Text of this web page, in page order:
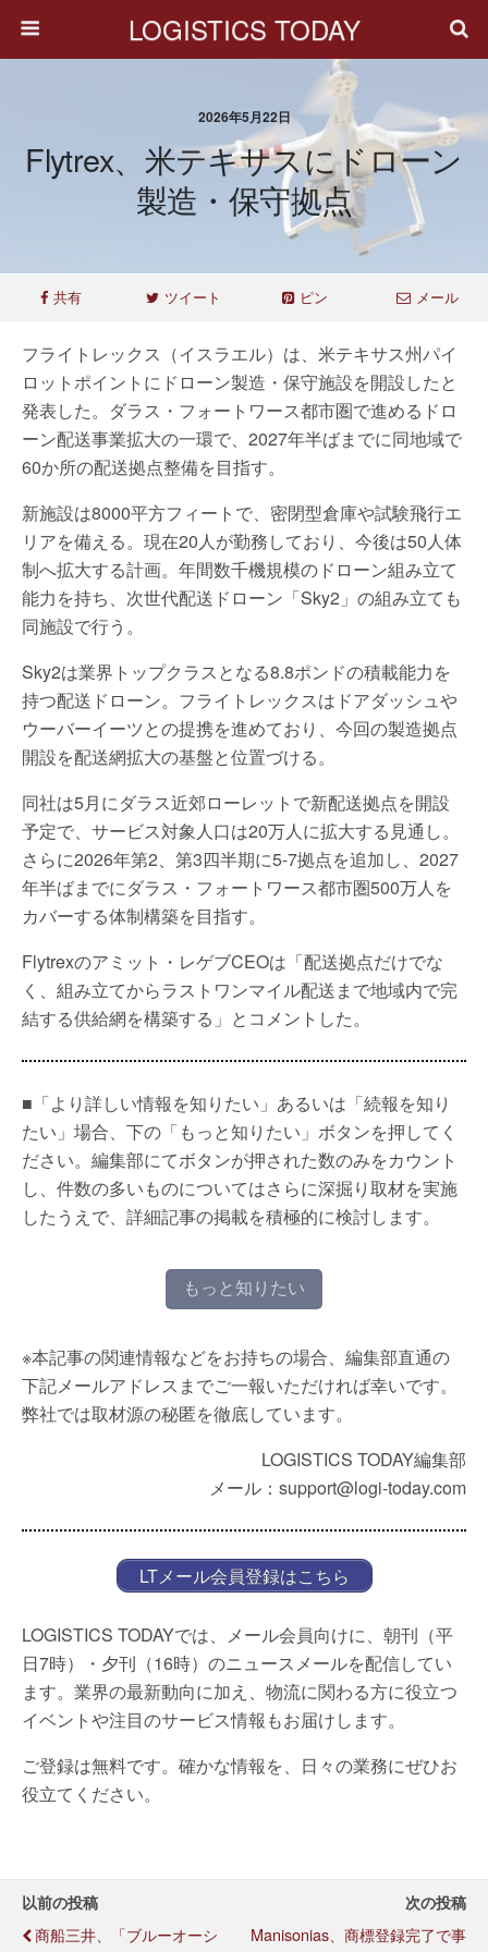
LOGISTICS TODAY
2026年5月22日
Flytrex、米テキサスにドローン
製造・保守拠点
共有 ツイート ピン メール
フライトレックス（イスラエル）は、米テキサス州パイ
ロットポイントにドローン製造・保守施設を開設したと
発表した。ダラス・フォートワース都市圏で進めるドロ
ーン配送事業拡大の一環で、2027年半ばまでに同地域で
60か所の配送拠点整備を目指す。
新施設は8000平方フィートで、密閉型倉庫や試験飛行エ
リアを備える。現在20人が勤務しており、今後は50人体
制へ拡大する計画。年間数千機規模のドローン組み立て
能力を持ち、次世代配送ドローン「Sky2」の組み立ても
同施設で行う。
Sky2は業界トップクラスとなる8.8ポンドの積載能力を
持つ配送ドローン。フライトレックスはドアダッシュや
ウーバーイーツとの提携を進めており、今回の製造拠点
開設を配送網拡大の基盤と位置づける。
同社は5月にダラス近郊ローレットで新配送拠点を開設
予定で、サービス対象人口は20万人に拡大する見通し。
さらに2026年第2、第3四半期に5-7拠点を追加し、2027
年半ばまでにダラス・フォートワース都市圏500万人を
カバーする体制構築を目指す。
Flytrexのアミット・レゲブCEOは「配送拠点だけでな
く、組み立てからラストワンマイル配送まで地域内で完
結する供給網を構築する」とコメントした。
■「より詳しい情報を知りたい」あるいは「続報を知り
たい」場合、下の「もっと知りたい」ボタンを押してく
ださい。編集部にてボタンが押された数のみをカウント
し、件数の多いものについてはさらに深掘り取材を実施
したうえで、詳細記事の掲載を積極的に検討します。
もっと知りたい
※本記事の関連情報などをお持ちの場合、編集部直通の
下記メールアドレスまでご一報いただければ幸いです。
弊社では取材源の秘匿を徹底しています。
LOGISTICS TODAY編集部
メール：support@logi-today.com
LTメール会員登録はこちら
LOGISTICS TODAYでは、メール会員向けに、朝刊（平
日7時）・夕刊（16時）のニュースメールを配信してい
ます。業界の最新動向に加え、物流に関わる方に役立つ
イベントや注目のサービス情報もお届けします。
ご登録は無料です。確かな情報を、日々の業務にぜひお
役立てください。
以前の投稿
商船三井、「ブルーオーシ
次の投稿
Manisonias、商標登録完了で事